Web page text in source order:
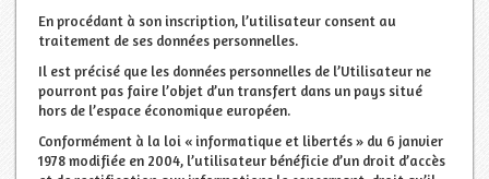
En procédant à son inscription, l’utilisateur consent au
traitement de ses données personnelles.
Il est précisé que les données personnelles de l’Utilisateur ne
pourront pas faire l’objet d’un transfert dans un pays situé
hors de l’espace économique européen.
Conformément à la loi « informatique et libertés » du 6 janvier
1978 modifiée en 2004, l’utilisateur bénéficie d’un droit d’accès